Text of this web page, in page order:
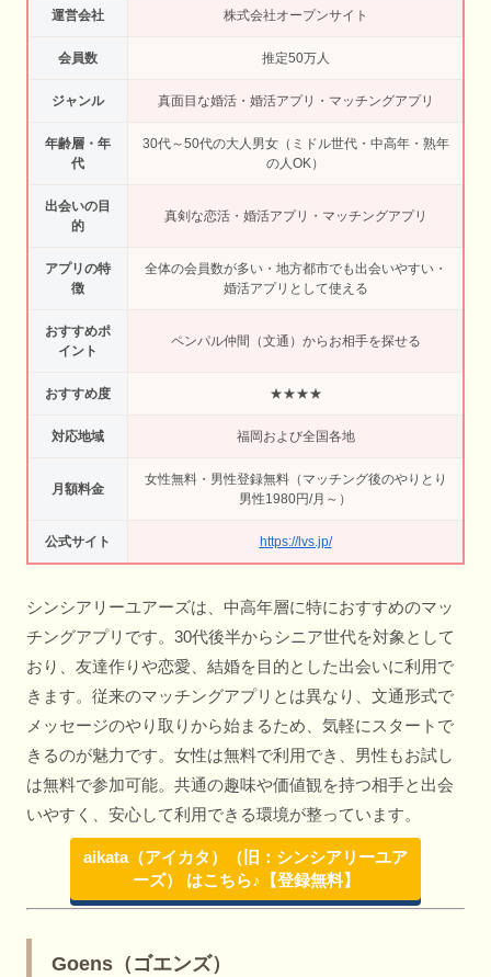
運営会社 株式会社オープンサイト
会員数 推定50万人
ジャンル 真面目な婚活・婚活アプリ・マッチングアプリ
年齢層・年
代
30代～50代の大人男女（ミドル世代・中高年・熟年
の人OK）
出会いの目
的
真剣な恋活・婚活アプリ・マッチングアプリ
アプリの特
徴
全体の会員数が多い・地方都市でも出会いやすい・
婚活アプリとして使える
おすすめポ
イント
ペンパル仲間（文通）からお相手を探せる
おすすめ度 ★★★★
対応地域 福岡および全国各地
月額料金
女性無料・男性登録無料（マッチング後のやりとり
男性1980円/月～）
公式サイト https://lvs.jp/
シンシアリーユアーズは、中高年層に特におすすめのマッ
チングアプリです。30代後半からシニア世代を対象として
おり、友達作りや恋愛、結婚を目的とした出会いに利用で
きます。従来のマッチングアプリとは異なり、文通形式で
メッセージのやり取りから始まるため、気軽にスタートで
きるのが魅力です。女性は無料で利用でき、男性もお試し
は無料で参加可能。共通の趣味や価値観を持つ相手と出会
いやすく、安心して利用できる環境が整っています。
aikata（アイカタ）（旧：シンシアリーユア
ーズ） はこちら♪【登録無料】
Goens（ゴエンズ）